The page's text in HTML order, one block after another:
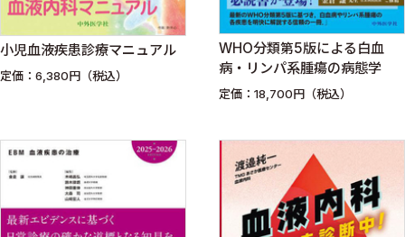
小児血液疾患診療マニュアル
定価：6,380円（税込）
WHO分類第5版による白血
病・リンパ系腫瘍の病態学
定価：18,700円（税込）